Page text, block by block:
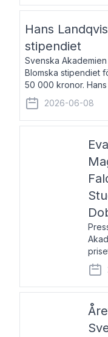
Hans
stipendiet
Svenska
Blomska stipendiet
50 000 kronor.
professor i svenska
disputerade år 2000
2026-06-08